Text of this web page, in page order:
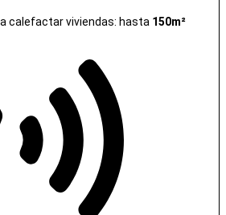
calefactar viviendas: hasta 150m²